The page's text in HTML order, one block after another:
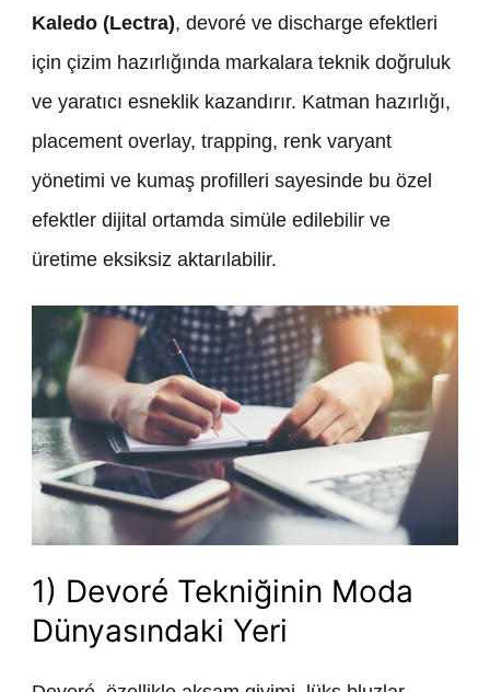
Kaledo (Lectra), devoré ve discharge efektleri
için çizim hazırlığında markalara teknik doğruluk
ve yaratıcı esneklik kazandırır. Katman hazırlığı,
placement overlay, trapping, renk varyant
yönetimi ve kumaş profilleri sayesinde bu özel
efektler dijital ortamda simüle edilebilir ve
üretime eksiksiz aktarılabilir.
1) Devoré Tekniğinin Moda
Dünyasındaki Yeri